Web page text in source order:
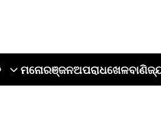
ମନୋରଞ୍ଜନଅପରାଧଖେଳ